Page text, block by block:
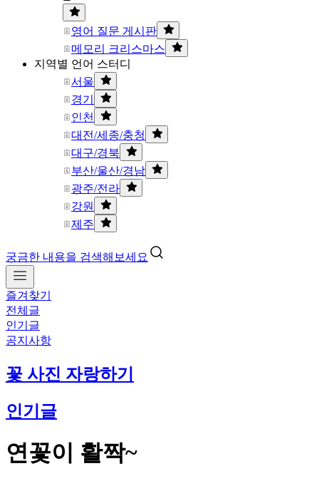
영어 질문 게시판
메모리 크리스마스
지역별 언어 스터디
서울
경기
인천
대전/세종/충청
대구/경북
부산/울산/경남
광주/전라
강원
제주
궁금한 내용을 검색해보세요
즐겨찾기
전체글
인기글
공지사항
꽃 사진 자랑하기
인기글
연꽃이 활짝~